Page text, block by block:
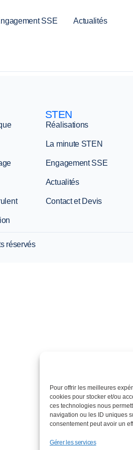
Pour offrir les meilleures
cookies pour stocker et/ou
ces technologies nous
navigation ou les ID uniques
consentement peut avoir un
Gérer les services
SSE Actualités
STEN
Réalisations
La minute STEN
Engagement SSE
Actualités
Contact et Devis
réservés